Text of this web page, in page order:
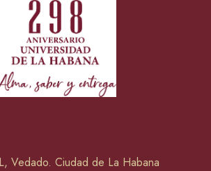
Vedado. Ciudad de La Habana